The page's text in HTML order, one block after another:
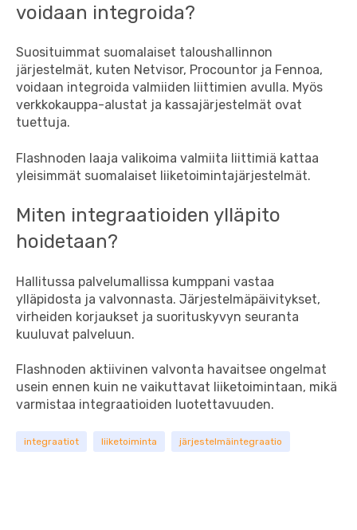
voidaan integroida?
Suosituimmat suomalaiset taloushallinnon
järjestelmät, kuten Netvisor, Procountor ja Fennoa,
voidaan integroida valmiiden liittimien avulla. Myös
verkkokauppa-alustat ja kassajärjestelmät ovat
tuettuja.
Flashnoden laaja valikoima valmiita liittimiä kattaa
yleisimmät suomalaiset liiketoimintajärjestelmät.
Miten integraatioiden ylläpito
hoidetaan?
Hallitussa palvelumallissa kumppani vastaa
ylläpidosta ja valvonnasta. Järjestelmäpäivitykset,
virheiden korjaukset ja suorituskyvyn seuranta
kuuluvat palveluun.
Flashnoden aktiivinen valvonta havaitsee ongelmat
usein ennen kuin ne vaikuttavat liiketoimintaan, mikä
varmistaa integraatioiden luotettavuuden.
integraatiot liiketoiminta järjestelmäintegraatio